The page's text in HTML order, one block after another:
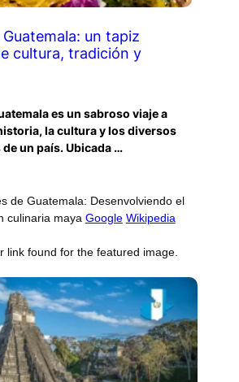
un tapiz
cultura, tradición y
es un sabroso viaje a
la cultura y los diversos
un país. Ubicada …
de Guatemala: Desenvolviendo el
culinaria maya Google Wikipedia
link found for the featured image.